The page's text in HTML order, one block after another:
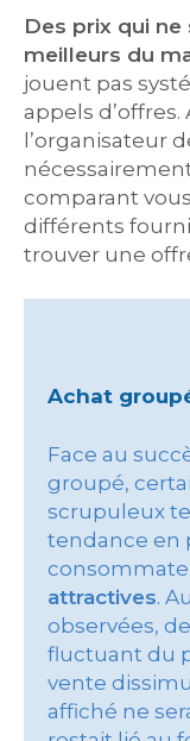
Des prix qui
meilleurs du
jouent pas
appels d’offres.
l’organisateur
comparant
différents
trouver une
Achat
Face au
groupé,
scrupuleux
tendance en
attractives.
observées,
fluctuant du
vente
affiché ne